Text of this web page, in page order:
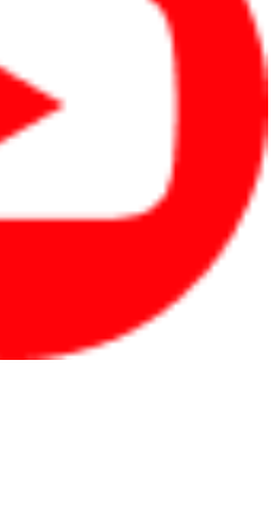
maytinhcdc.vn/